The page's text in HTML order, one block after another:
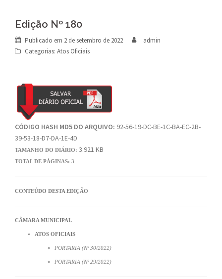
Edição Nº 180
Publicado em 2 de setembro de 2022
admin
Categorias: Atos Oficiais
CÓDIGO HASH MD5 DO ARQUIVO: 92-56-19-DC-BE-1C-BA-EC-2B-
39-53-18-D7-DA-1E-4D
TAMANHO DO DIÁRIO: 3.921 KB
TOTAL DE PÁGINAS: 3
CONTEÚDO DESTA EDIÇÃO
CÂMARA MUNICIPAL
ATOS OFICIAIS
PORTARIA (Nº 30/2022)
PORTARIA (Nº 29/2022)